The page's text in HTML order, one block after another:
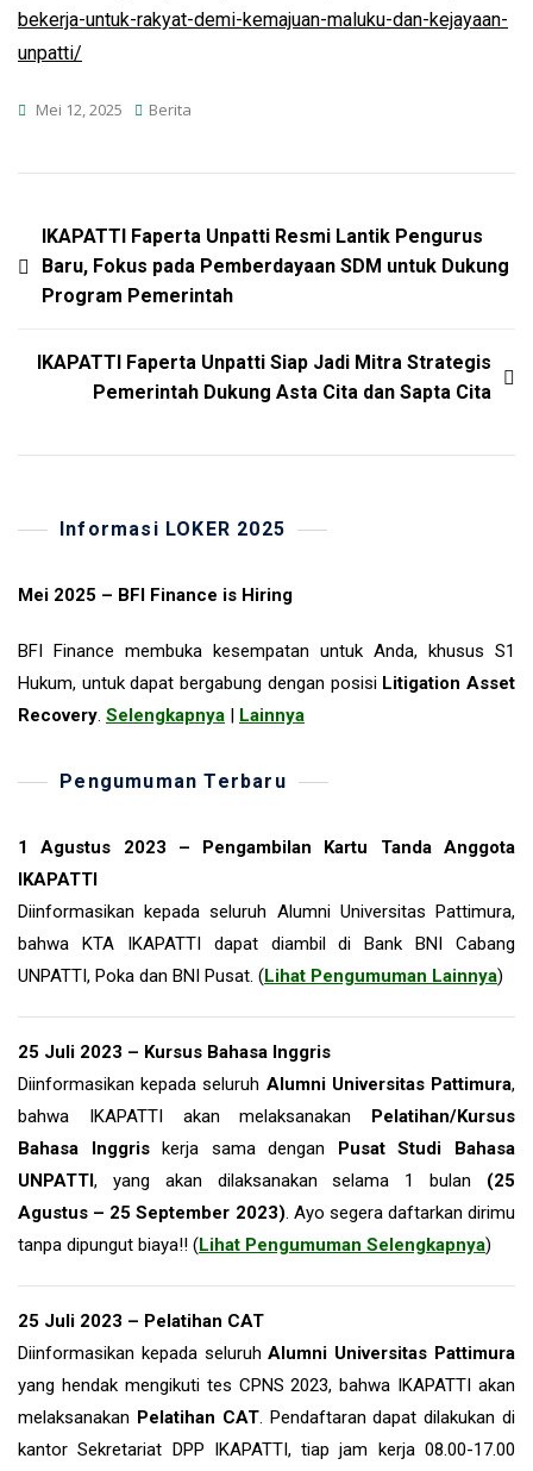
bekerja-untuk-rakyat-demi-kemajuan-maluku-dan-kejayaan-
unpatti/
Mei 12, 2025 Berita
Navigasi
Pos
IKAPATTI Faperta Unpatti Resmi Lantik Pengurus
Baru, Fokus pada Pemberdayaan SDM untuk Dukung
Program Pemerintah
IKAPATTI Faperta Unpatti Siap Jadi Mitra Strategis
Pemerintah Dukung Asta Cita dan Sapta Cita
Informasi LOKER 2025
Mei 2025 – BFI Finance is Hiring
BFI Finance membuka kesempatan untuk Anda, khusus S1
Hukum, untuk dapat bergabung dengan posisi Litigation Asset
Recovery. Selengkapnya | Lainnya
Pengumuman Terbaru
1 Agustus 2023 – Pengambilan Kartu Tanda Anggota
IKAPATTI
Diinformasikan kepada seluruh Alumni Universitas Pattimura,
bahwa KTA IKAPATTI dapat diambil di Bank BNI Cabang
UNPATTI, Poka dan BNI Pusat. (Lihat Pengumuman Lainnya)
25 Juli 2023 – Kursus Bahasa Inggris
Diinformasikan kepada seluruh Alumni Universitas Pattimura,
bahwa IKAPATTI akan melaksanakan Pelatihan/Kursus
Bahasa Inggriskerja sama dengan Pusat Studi Bahasa
UNPATTI, yang akan dilaksanakan selama 1 bulan (25
Agustus – 25 September 2023). Ayo segera daftarkan dirimu
tanpa dipungut biaya!! (Lihat Pengumuman Selengkapnya)
25 Juli 2023 – Pelatihan CAT
Diinformasikan kepada seluruhAlumni Universitas Pattimura
yang hendak mengikuti tes CPNS 2023, bahwa IKAPATTI akan
melaksanakan Pelatihan CAT. Pendaftaran dapat dilakukan di
kantor Sekretariat DPP IKAPATTI, tiap jam kerja 08.00-17.00